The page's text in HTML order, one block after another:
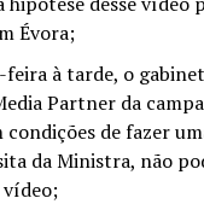
Évora;
à tarde, o
Partner da
condições de fazer
da Ministra, não